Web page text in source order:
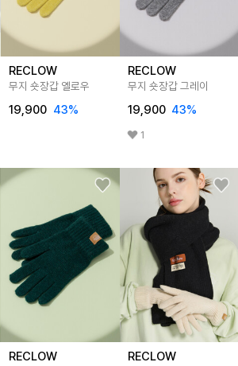
RECLOW
무지 숏장갑 옐로우
19,900 43%
RECLOW
무지 숏장갑 그레이
19,900 43%
1
RECLOW RECLOW